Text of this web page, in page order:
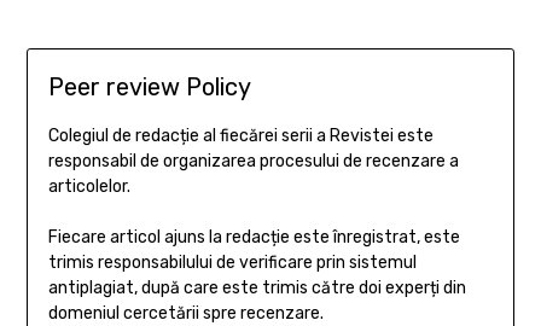
Peer review Policy
Colegiul de redacție al fiecărei serii a Revistei este
responsabil de organizarea procesului de recenzare a
articolelor.
Fiecare articol ajuns la redacție este înregistrat, este
trimis responsabilului de verificare prin sistemul
antiplagiat, după care este trimis către doi experți din
domeniul cercetării spre recenzare.